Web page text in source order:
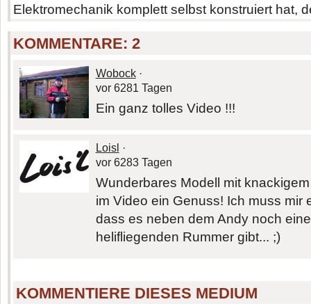
Elektromechanik komplett selbst konstruiert hat,
KOMMENTARE:2
Wobock·
vor 6281 Tagen
Ein ganz tolles Video !!!
Loisl ·
vor 6283 Tagen
Wunderbares Modell mit
im Video ein Genuss! Ich muss mir
dass es neben dem Andy noch
helifliegenden Rummer gibt... ;)
KOMMENTIERE DIESES MEDIUM